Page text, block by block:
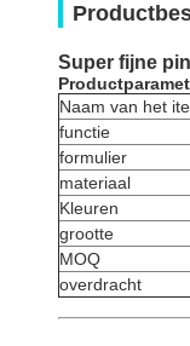
Super fijne
Naam van het
functie
formulier
materiaal
Kleuren
grootte
MOQ
overdracht